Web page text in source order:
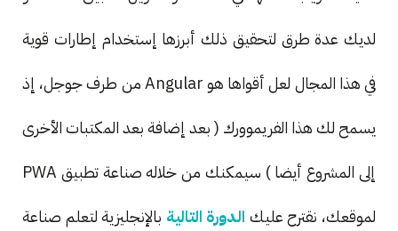
لديك عدة طرق لتحقيق ذلك أبرزها إستخدام إطارات قوية
في هذا المجال لعل أقواها هو Angular من طرف جوجل، إذ
يسمح لك هذا الفريموورك ( بعد إضافة بعد المكتبات الأخرى
إلى المشروع أيضا ) سيمكنك من خلاله صناعة تطبيق PWA
لموقعك، نقترح عليك الدورة التالية بالإنجليزية لتعلم صناعة